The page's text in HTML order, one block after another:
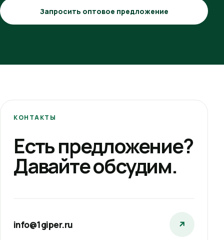
Запросить оптовое предложение
КОНТАКТЫ
Есть предложение?
Давайте обсудим.
info@1giper.ru ↗